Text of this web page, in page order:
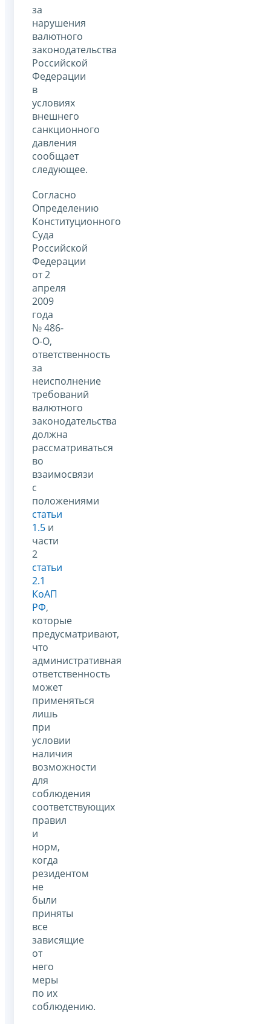
за
нарушения
валютного
законодательства
Российской
Федерации
в
условиях
внешнего
санкционного
давления
сообщает
следующее.
Согласно
Определению
Конституционного
Суда
Российской
Федерации
от 2
апреля
2009
года
№ 486-
О-О,
ответственность
за
неисполнение
требований
валютного
законодательства
должна
рассматриваться
во
взаимосвязи
с
положениями
статьи
1.5 и
части
2
статьи
2.1
КоАП
РФ,
которые
предусматривают,
что
административная
ответственность
может
применяться
лишь
при
условии
наличия
возможности
для
соблюдения
соответствующих
правил
и
норм,
когда
резидентом
не
были
приняты
все
зависящие
от
него
меры
по их
соблюдению.